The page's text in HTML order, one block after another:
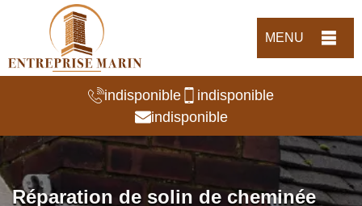
MENU
indisponible
indisponible
indisponible
Réparation de solin de cheminée